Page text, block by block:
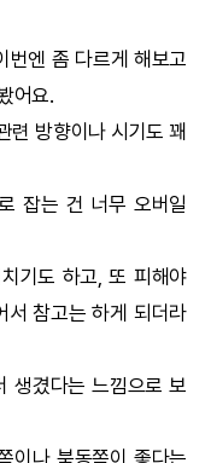
번엔 좀 다르게 해보고
어요.
련 방향이나 시기도 꽤
잡는 건 너무 오버일
기도 하고, 또 피해야
서 참고는 하게 되더라
생겼다는 느낌으로 보
이나 북동쪽이 좋다는